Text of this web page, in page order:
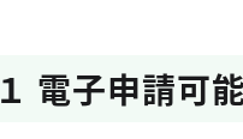
１ 電子申請可